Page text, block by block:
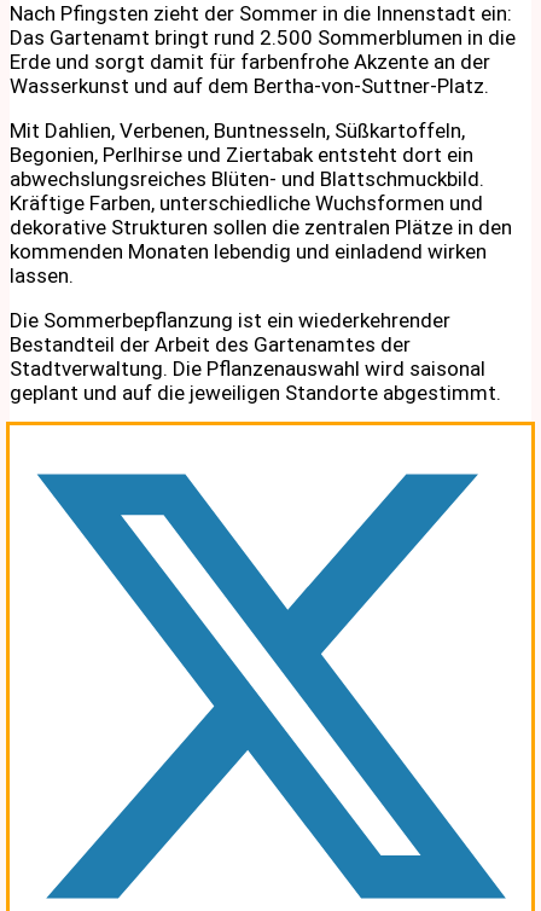
Nach Pfingsten zieht der Sommer in die Innenstadt ein:
Das Gartenamt bringt rund 2.500 Sommerblumen in die
Erde und sorgt damit für farbenfrohe Akzente an der
Wasserkunst und auf dem Bertha-von-Suttner-Platz.
Mit Dahlien, Verbenen, Buntnesseln, Süßkartoffeln,
Begonien, Perlhirse und Ziertabak entsteht dort ein
abwechslungsreiches Blüten- und Blattschmuckbild.
Kräftige Farben, unterschiedliche Wuchsformen und
dekorative Strukturen sollen die zentralen Plätze in den
kommenden Monaten lebendig und einladend wirken
lassen.
Die Sommerbepflanzung ist ein wiederkehrender
Bestandteil der Arbeit des Gartenamtes der
Stadtverwaltung. Die Pflanzenauswahl wird saisonal
geplant und auf die jeweiligen Standorte abgestimmt.